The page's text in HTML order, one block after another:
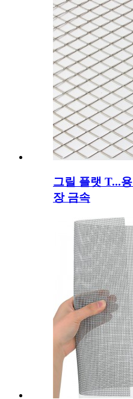
그릴 플랫 T...
장 금속